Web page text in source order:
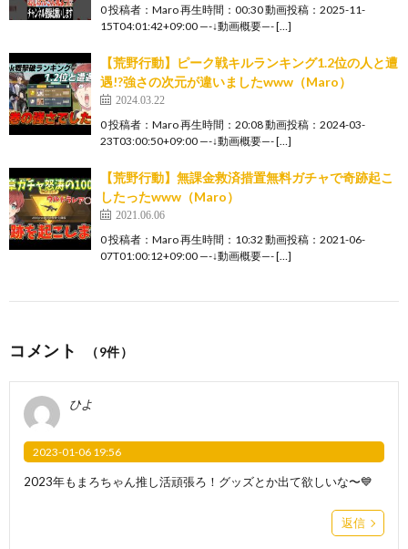
0 投稿者：Maro 再生時間：00:30 動画投稿：2025-11-
15T04:01:42+09:00 —-↓動画概要—- […]
【荒野行動】ピーク戦キルランキング1.2位の人と遭
遇!?強さの次元が違いましたwww（Maro）
2024.03.22
0 投稿者：Maro 再生時間：20:08 動画投稿：2024-03-
23T03:00:50+09:00 —-↓動画概要—- […]
【荒野行動】無課金救済措置無料ガチャで奇跡起こ
したったwww（Maro）
2021.06.06
0 投稿者：Maro 再生時間：10:32 動画投稿：2021-06-
07T01:00:12+09:00 —-↓動画概要—- […]
コメント （9件）
ひよ
2023-01-06 19:56
2023年もまろちゃん推し活頑張ろ！グッズとか出て欲しいな〜💙
返信